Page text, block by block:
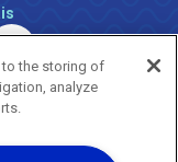
to the storing of
analyze